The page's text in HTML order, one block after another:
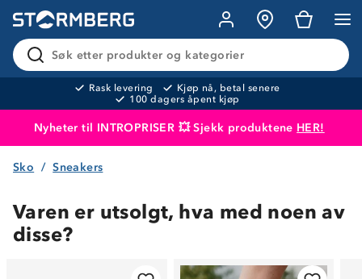
Søk etter produkter og kategorier
Rask levering
Kjøp nå, betal senere
100 dagers åpent kjøp
Nyheter til INTROPRISER 💥 Sjekk produktene HER!
Produktet er lagt i handlekurven
Sko Sneakers
Varen er utsolgt, hva med noen av
disse?